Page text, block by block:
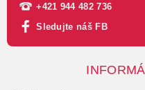
+421 944 482 736
Sledujte náš FB